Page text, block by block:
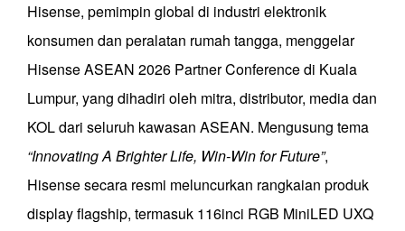
Hisense, pemimpin global di industri elektronik
konsumen dan peralatan rumah tangga, menggelar
Hisense ASEAN 2026 Partner Conference di Kuala
Lumpur, yang dihadiri oleh mitra, distributor, media dan
KOL dari seluruh kawasan ASEAN. Mengusung tema
“Innovating A Brighter Life, Win-Win for Future”,
Hisense secara resmi meluncurkan rangkaian produk
display flagship, termasuk 116inci RGB MiniLED UXQ